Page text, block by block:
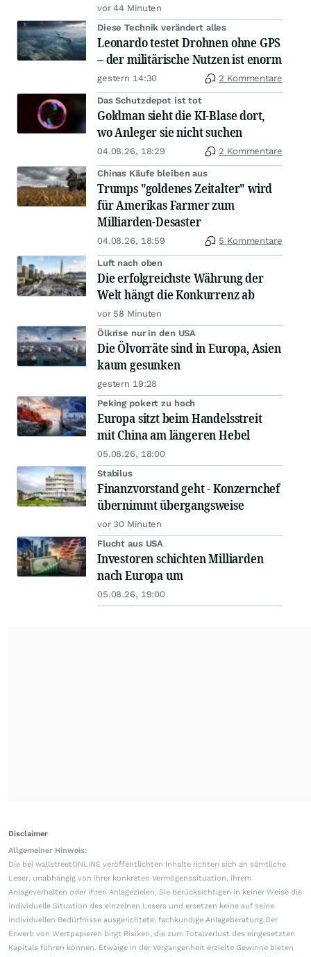
vor 44 Minuten
Diese Technik verändert alles
Leonardo testet Drohnen ohne GPS
– der militärische Nutzen ist enorm
gestern 14:30 2 Kommentare
Das Schutzdepot ist tot
Goldman sieht die KI-Blase dort,
wo Anleger sie nicht suchen
04.08.26, 18:29 2 Kommentare
Chinas Käufe bleiben aus
Trumps "goldenes Zeitalter" wird
für Amerikas Farmer zum
Milliarden-Desaster
04.08.26, 18:59 5 Kommentare
Luft nach oben
Die erfolgreichste Währung der
Welt hängt die Konkurrenz ab
vor 58 Minuten
Ölkrise nur in den USA
Die Ölvorräte sind in Europa, Asien
kaum gesunken
gestern 19:28
Peking pokert zu hoch
Europa sitzt beim Handelsstreit
mit China am längeren Hebel
05.08.26, 18:00
Stabilus
Finanzvorstand geht - Konzernchef
übernimmt übergangsweise
vor 30 Minuten
Flucht aus USA
Investoren schichten Milliarden
nach Europa um
05.08.26, 19:00
Disclaimer
Allgemeiner Hinweis:
Die bei wallstreetONLINE veröffentlichten Inhalte richten sich an sämtliche
Leser, unabhängig von ihrer konkreten Vermögenssituation, ihrem
Anlageverhalten oder ihren Anlagezielen. Sie berücksichtigen in keiner Weise die
individuelle Situation des einzelnen Lesers und ersetzen keine auf seine
individuellen Bedürfnisse ausgerichtete, fachkundige Anlageberatung.Der
Erwerb von Wertpapieren birgt Risiken, die zum Totalverlust des eingesetzten
Kapitals führen können. Etwaige in der Vergangenheit erzielte Gewinne bieten